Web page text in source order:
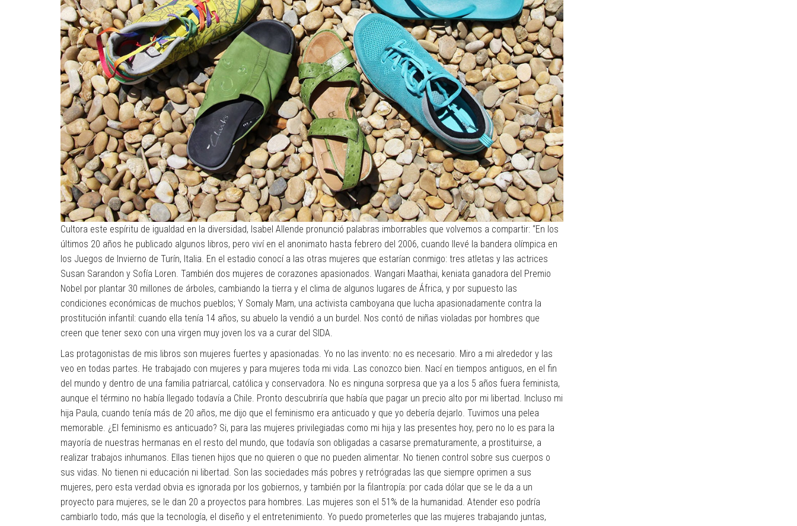
Cultora este espíritu de igualdad en la diversidad, Isabel Allende pronunció palabras imborrables que volvemos a compartir: “En los
últimos 20 años he publicado algunos libros, pero viví en el anonimato hasta febrero del 2006, cuando llevé la bandera olímpica en
los Juegos de Invierno de Turín, Italia. En el estadio conocí a las otras mujeres que estarían conmigo: tres atletas y las actrices
Susan Sarandon y Sofía Loren. También dos mujeres de corazones apasionados. Wangari Maathai, keniata ganadora del Premio
Nobel por plantar 30 millones de árboles, cambiando la tierra y el clima de algunos lugares de África, y por supuesto las
condiciones económicas de muchos pueblos; Y Somaly Mam, una activista camboyana que lucha apasionadamente contra la
prostitución infantil: cuando ella tenía 14 años, su abuelo la vendió a un burdel. Nos contó de niñas violadas por hombres que
creen que tener sexo con una virgen muy joven los va a curar del SIDA.
Las protagonistas de mis libros son mujeres fuertes y apasionadas. Yo no las invento: no es necesario. Miro a mi alrededor y las
veo en todas partes. He trabajado con mujeres y para mujeres toda mi vida. Las conozco bien. Nací en tiempos antiguos, en el fin
del mundo y dentro de una familia patriarcal, católica y conservadora. No es ninguna sorpresa que ya a los 5 años fuera feminista,
aunque el término no había llegado todavía a Chile. Pronto descubriría que había que pagar un precio alto por mi libertad. Incluso mi
hija Paula, cuando tenía más de 20 años, me dijo que el feminismo era anticuado y que yo debería dejarlo. Tuvimos una pelea
memorable. ¿El feminismo es anticuado? Si, para las mujeres privilegiadas como mi hija y las presentes hoy, pero no lo es para la
mayoría de nuestras hermanas en el resto del mundo, que todavía son obligadas a casarse prematuramente, a prostituirse, a
realizar trabajos inhumanos. Ellas tienen hijos que no quieren o que no pueden alimentar. No tienen control sobre sus cuerpos o
sus vidas. No tienen ni educación ni libertad. Son las sociedades más pobres y retrógradas las que siempre oprimen a sus
mujeres, pero esta verdad obvia es ignorada por los gobiernos, y también por la filantropía: por cada dólar que se le da a un
proyecto para mujeres, se le dan 20 a proyectos para hombres. Las mujeres son el 51% de la humanidad. Atender eso podría
cambiarlo todo, más que la tecnología, el diseño y el entretenimiento. Yo puedo prometerles que las mujeres trabajando juntas,